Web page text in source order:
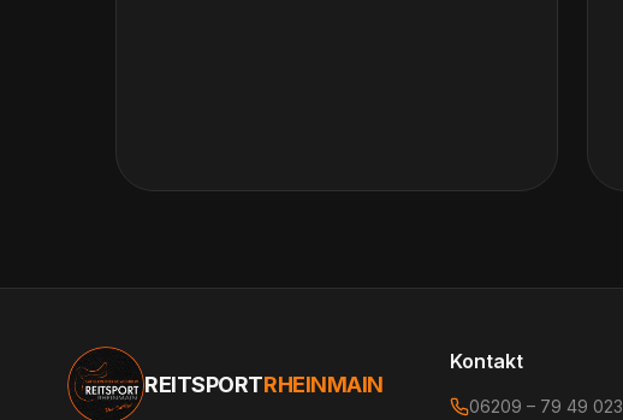
REITSPORTRHEINMAIN
Kontakt
06209 – 79 49 023